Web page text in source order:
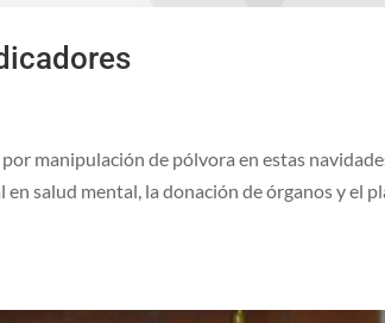
manipulación de pólvora en estas
salud mental, la donación de órganos y el